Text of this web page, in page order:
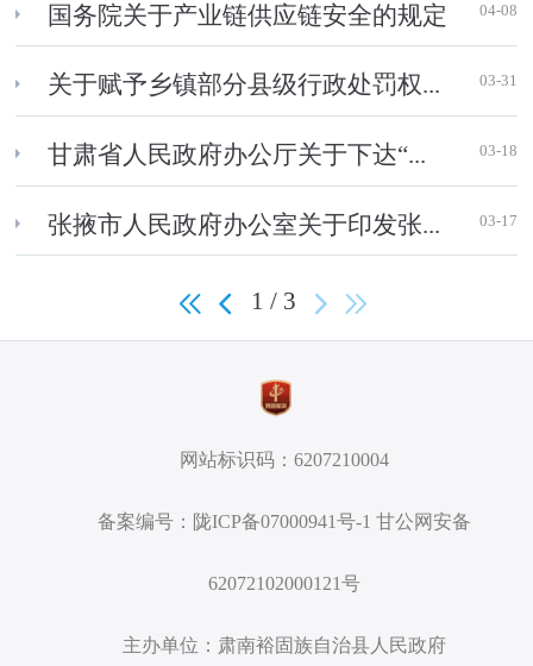
国务院关于产业链供应链安全的规定 04-08
关于赋予乡镇部分县级行政处罚权... 03-31
甘肃省人民政府办公厅关于下达“... 03-18
张掖市人民政府办公室关于印发张... 03-17
1 / 3
网站标识码：6207210004
备案编号：陇ICP备07000941号-1 甘公网安备
62072102000121号
主办单位：肃南裕固族自治县人民政府